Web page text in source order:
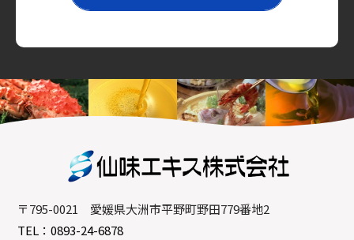
〒795-0021 愛媛県大洲市平野町野田779番地2
TEL：0893-24-6878